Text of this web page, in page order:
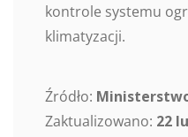
kontrole systemu
klimatyzacji.
Źródło:
Zaktualizowano: 22